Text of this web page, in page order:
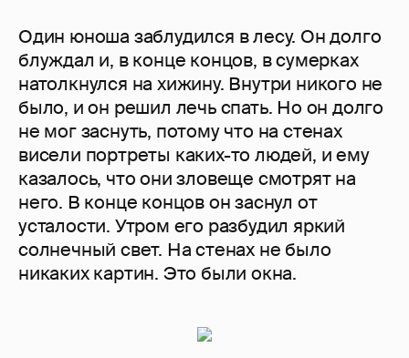
Один юноша заблудился в лесу. Он долго
блуждал и, в конце концов, в сумерках
натолкнулся на хижину. Внутри никого не
было, и он решил лечь спать. Но он долго
не мог заснуть, потому что на стенах
висели портреты каких-то людей, и ему
казалось, что они зловеще смотрят на
него. В конце концов он заснул от
усталости. Утром его разбудил яркий
солнечный свет. На стенах не было
никаких картин. Это были окна.